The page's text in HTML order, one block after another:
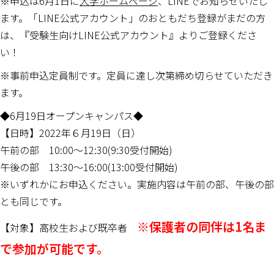
ます。「LINE公式アカウント」のおともだち登録がまだの方
は、『受験生向けLINE公式アカウント』よりご登録くださ
い！
※事前申込定員制です。定員に達し次第締め切らせていただき
ます。
◆6月19日オープンキャンパス◆
【日時】2022年６月19日（日）
午前の部 10:00～12:30(9:30受付開始)
午後の部 13:30～16:00(13:00受付開始)
※いずれかにお申込ください。実施内容は午前の部、午後の部
とも同じです。
【対象】高校生および既卒者 ※保護者の同伴は1名ま
で参加が可能です。